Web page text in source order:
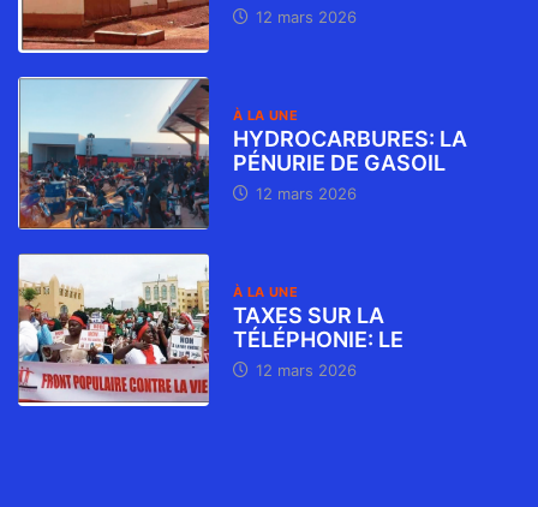
12 mars 2026
À LA UNE
HYDROCARBURES: LA
PÉNURIE DE GASOIL
12 mars 2026
À LA UNE
TAXES SUR LA
TÉLÉPHONIE: LE
12 mars 2026